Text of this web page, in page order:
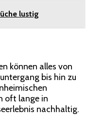
lustig​
können alles von
bis hin zu
oft lange in
nachhaltig.